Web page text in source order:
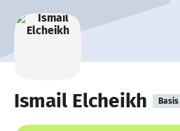
Ismail Elcheikh Basis